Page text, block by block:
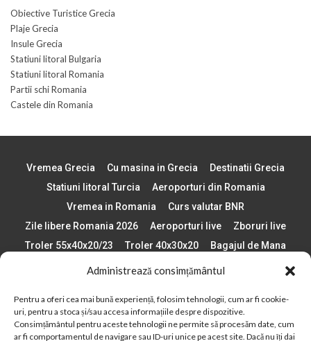
Administrează consimțământul
Pentru a oferi cea mai bună experiență, folosim tehnologii, cum ar fi cookie-
uri, pentru a stoca și/sau accesa informațiile despre dispozitive.
Consimțământul pentru aceste tehnologii ne permite să procesăm date, cum
ar fi comportamentul de navigare sau ID-uri unice pe acest site. Dacă nu îți dai
Obiective Turistice Grecia
Plaje Grecia
Insule Grecia
Statiuni litoral Bulgaria
Statiuni litoral Romania
Partii schi Romania
Castele din Romania
Vremea Grecia Cu masina in Grecia
Destinatii Grecia
Statiuni litoral Turcia
Aeroporturi din Romania
Vremea in Romania
Curs valutar BNR
Zile libere Romania 2026
Aeroporturi live
Zboruri live
Troler 55x40x20/23
Troler 40x30x20
Bagajul de Mana
Paste 2026
Cele mai bune telefoane
Plaje din Europa
Concerte Romania 2025
Asigurare de calatorie
Când se schimba ora în 2026